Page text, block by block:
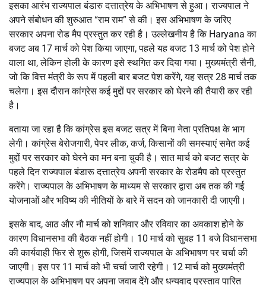
इसका आरंभ राज्यपाल बंडारु दत्तात्रेय के अभिभाषण से हुआ। राज्यपाल ने
अपने संबोधन की शुरुआत “राम राम” से की। इस अभिभाषण के जरिए
सरकार अपना रोड मैप प्रस्तुत कर रही है। उल्लेखनीय है कि Haryana का
बजट अब 17 मार्च को पेश किया जाएगा, पहले यह बजट 13 मार्च को पेश होने
वाला था, लेकिन होली के कारण इसे स्थगित कर दिया गया। मुख्यमंत्री सैनी,
जो कि वित्त मंत्री के रूप में पहली बार बजट पेश करेंगे, यह सत्र 28 मार्च तक
चलेगा। इस दौरान कांग्रेस कई मुद्दों पर सरकार को घेरने की तैयारी कर रही
है।
बताया जा रहा है कि कांग्रेस इस बजट सत्र में बिना नेता प्रतिपक्ष के भाग
लेगी। कांग्रेस बेरोजगारी, पेपर लीक, कर्ज, किसानों की समस्याएं समेत कई
मुद्दों पर सरकार को घेरने का मन बना चुकी है। सात मार्च को बजट सत्र के
पहले दिन राज्यपाल बंडारू दत्तात्रेय अपनी सरकार के रोडमैप को प्रस्तुत
करेंगे। राज्यपाल के अभिभाषण के माध्यम से सरकार द्वारा अब तक की गई
योजनाओं और भविष्य की नीतियों के बारे में सदन को जानकारी दी जाएगी।
इसके बाद, आठ और नौ मार्च को शनिवार और रविवार का अवकाश होने के
कारण विधानसभा की बैठक नहीं होगी। 10 मार्च को सुबह 11 बजे विधानसभा
की कार्यवाही फिर से शुरू होगी, जिसमें राज्यपाल के अभिभाषण पर चर्चा की
जाएगी। इस पर 11 मार्च को भी चर्चा जारी रहेगी। 12 मार्च को मुख्यमंत्री
राज्यपाल के अभिभाषण पर अपना जवाब देंगे और धन्यवाद प्रस्ताव पारित